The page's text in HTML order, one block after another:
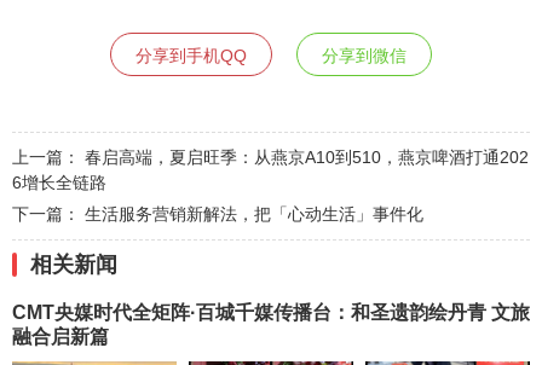
分享到手机QQ 分享到微信
上一篇： 春启高端，夏启旺季：从燕京A10到510，燕京啤酒打通202
6增长全链路
下一篇： 生活服务营销新解法，把「心动生活」事件化
相关新闻
CMT央媒时代全矩阵·百城千媒传播台：和圣遗韵绘丹青 文旅
融合启新篇